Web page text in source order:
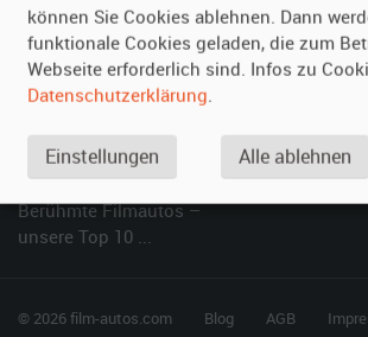
Oldtimer anmelden
Fotos senden
Fragen für Vermieter
Häufige
So
SPECIAL
Berühmte Filmautos –
unsere Top 10 ...
© 2026 film-autos.com Blog AGB
können Sie Cookies ablehnen. Dann
funktionale Cookies geladen, die zum
Webseite erforderlich sind. Infos zu
Datenschutzerklärung.
Einstellungen Alle ablehnen